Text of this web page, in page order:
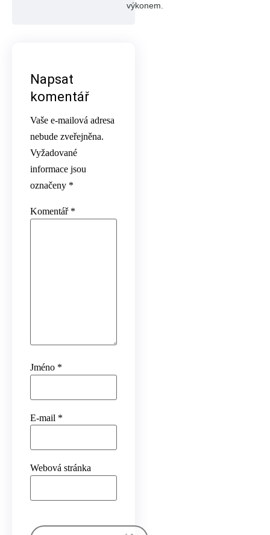
výkonem.
Napsat
komentář
Vaše e-mailová adresa
nebude zveřejněna.
Vyžadované
informace jsou
označeny *
Komentář *
Jméno *
E-mail *
Webová stránka